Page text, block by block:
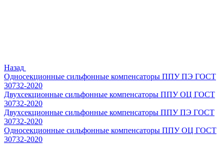
Назад
Односекционные сильфонные компенсаторы ППУ ПЭ ГОСТ
30732-2020
Двухсекционные сильфонные компенсаторы ППУ ОЦ ГОСТ
30732-2020
Двухсекционные сильфонные компенсаторы ППУ ПЭ ГОСТ
30732-2020
Односекционные сильфонные компенсаторы ППУ ОЦ ГОСТ
30732-2020